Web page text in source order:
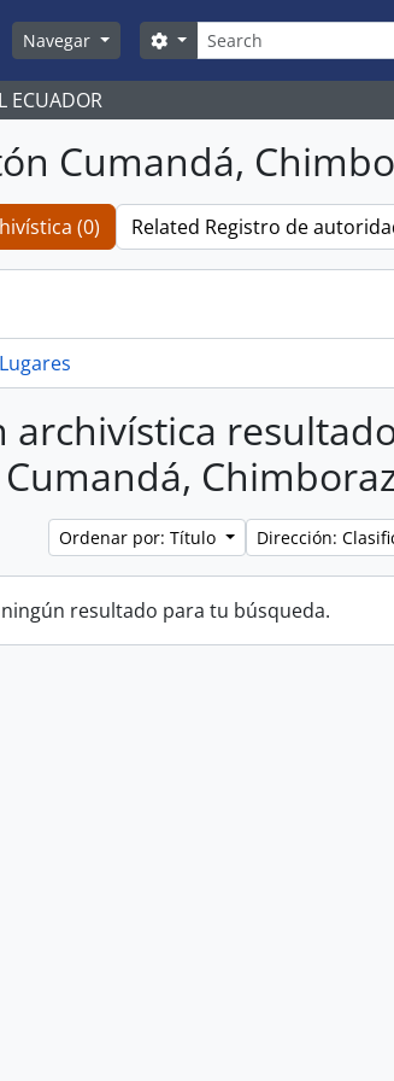
Navegar
Búsqueda
Search options
ECUADOR
Cumandá,
(0) Related Registro de
Lugares
archivística
Ordenar por: Título Dirección:
resultado para tu búsqueda.